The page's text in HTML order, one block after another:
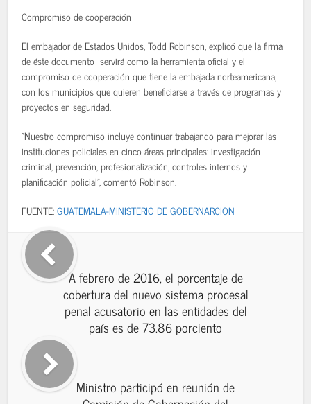
Compromiso de cooperación
El embajador de Estados Unidos, Todd Robinson, explicó que la firma
de éste documento servirá como la herramienta oficial y el
compromiso de cooperación que tiene la embajada norteamericana,
con los municipios que quieren beneficiarse a través de programas y
proyectos en seguridad.
"Nuestro compromiso incluye continuar trabajando para mejorar las
instituciones policiales en cinco áreas principales: investigación
criminal, prevención, profesionalización, controles internos y
planificación policial", comentó Robinson.
FUENTE:GUATEMALA-MINISTERIO DE GOBERNARCION
A febrero de 2016, el porcentaje de
cobertura del nuevo sistema procesal
penal acusatorio en las entidades del
país es de 73.86 porciento
Ministro participó en reunión de